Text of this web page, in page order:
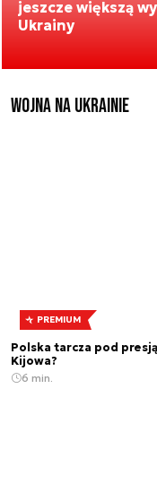
jeszcze większą
Ukrainy
Wojna na Ukrainie
PREMIUM
Polska tarcza pod
Kijowa?
6 min.